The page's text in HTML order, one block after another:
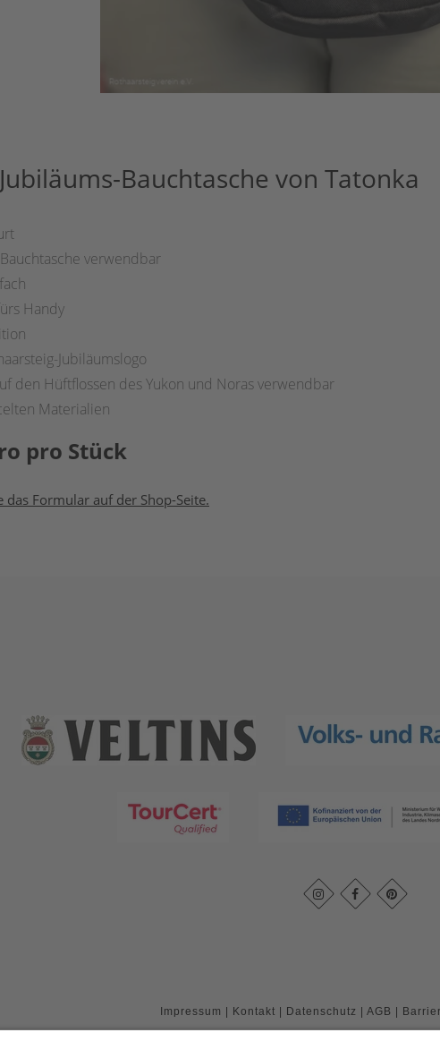
Bauchtasche von Tatonka
verwendbar
Handy
Jubiläumslogo
den Hüftflossen des Yukon und Noras verwendbar
Materialien
pro Stück
Formular auf der Shop-Seite.
Impressum | Kontakt | Datenschutz | AGB |